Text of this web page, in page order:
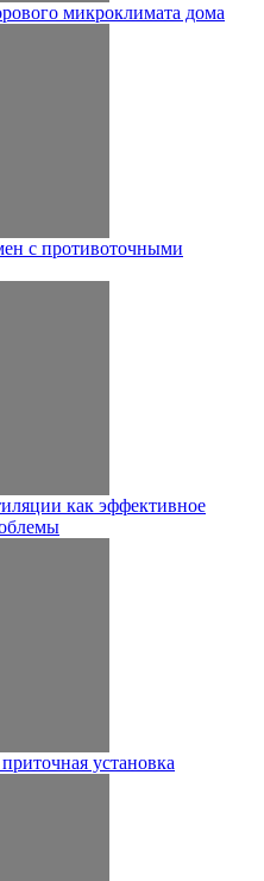
микроклимата дома
с противоточными
как эффективное
установка